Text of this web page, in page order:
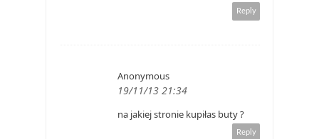
Reply
Anonymous
19/11/13 21:34
na jakiej stronie kupiłas buty ?
Reply